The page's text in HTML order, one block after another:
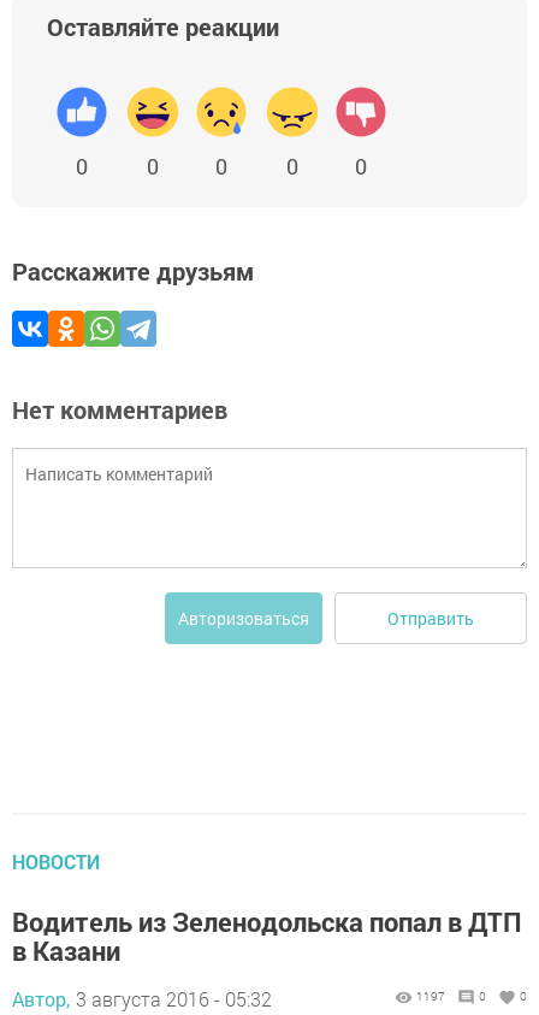
Оставляйте реакции
0 0 0 0 0
Расскажите друзьям
Нет комментариев
Авторизоваться Отправить
НОВОСТИ
Водитель из Зеленодольска попал в ДТП
в Казани
Автор, 3 августа 2016 - 05:32 1197 0 0